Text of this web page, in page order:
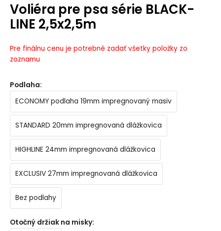
Voliéra pre psa série BLACK-
LINE 2,5x2,5m
Pre finálnu cenu je potrebné zadať všetky položky zo
zoznamu
Podlaha:
ECONOMY podlaha 19mm impregnovaný masiv
STANDARD 20mm impregnovaná dlážkovica
HIGHLINE 24mm impregnovaná dlážkovica
EXCLUSIV 27mm impregnovaná dlážkovica
Bez podlahy
Otočný držiak na misky: